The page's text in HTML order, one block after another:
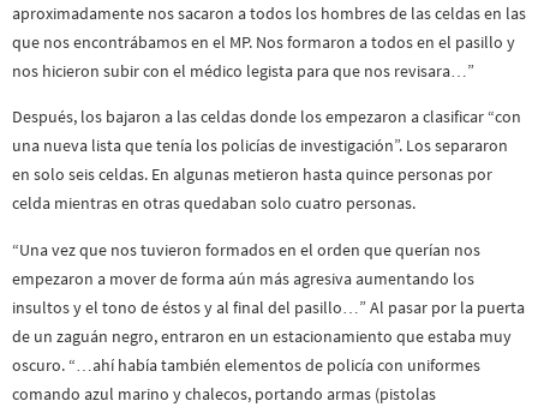
aproximadamente nos sacaron a todos los hombres de las celdas en las
que nos encontrábamos en el MP. Nos formaron a todos en el pasillo y
nos hicieron subir con el médico legista para que nos revisara…”
Después, los bajaron a las celdas donde los empezaron a clasificar “con
una nueva lista que tenía los policías de investigación”. Los separaron
en solo seis celdas. En algunas metieron hasta quince personas por
celda mientras en otras quedaban solo cuatro personas.
“Una vez que nos tuvieron formados en el orden que querían nos
empezaron a mover de forma aún más agresiva aumentando los
insultos y el tono de éstos y al final del pasillo…” Al pasar por la puerta
de un zaguán negro, entraron en un estacionamiento que estaba muy
oscuro. “…ahí había también elementos de policía con uniformes
comando azul marino y chalecos, portando armas (pistolas